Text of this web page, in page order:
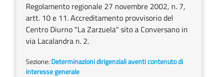
Regolamento regionale 27 novembre 2002, n. 7,
artt. 10 e 11. Accreditamento provvisorio del
Centro Diurno "La Zarzuela" sito a Conversano in
via Lacalandra n. 2.
Sezione: Determinazioni dirigenziali aventi contenuto di
interesse generale